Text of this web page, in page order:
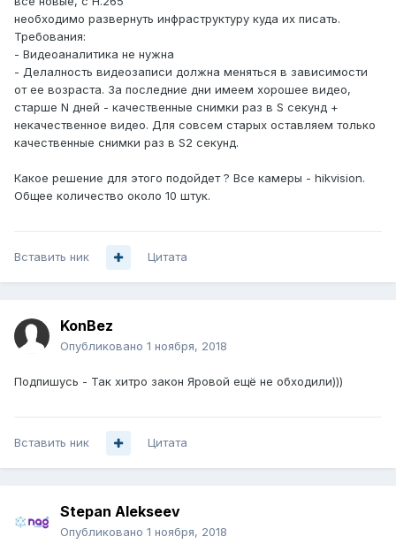
необходимо развернуть инфраструктуру куда их писать.
Требования:
- Видеоаналитика не нужна
- Делалность видеозаписи должна меняться в зависимости
от ее возраста. За последние дни имеем хорошее видео,
старше N дней - качественные снимки раз в S секунд +
некачественное видео. Для совсем старых оставляем только
качественные снимки раз в S2 секунд.
Какое решение для этого подойдет ? Все камеры - hikvision.
Общее количество около 10 штук.
Вставить ник Цитата
KonBez
Опубликовано 1 ноября, 2018
Подпишусь - Так хитро закон Яровой ещё не обходили)))
Вставить ник Цитата
Stepan Alekseev
Опубликовано 1 ноября, 2018